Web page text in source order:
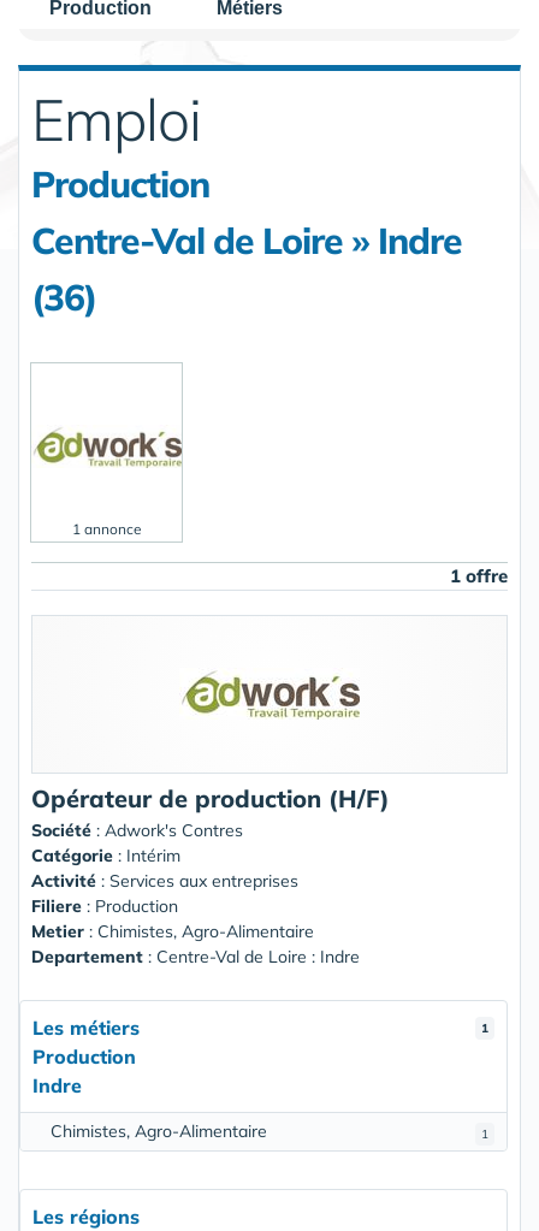
Production
Métiers
Emploi
Production
Centre-Val de Loire » Indre
(36)
1 annonce
1 offre
Opérateur de production (H/F)
Société : Adwork's Contres
Catégorie : Intérim
Activité : Services aux entreprises
Filiere : Production
Metier : Chimistes, Agro-Alimentaire
Departement : Centre-Val de Loire : Indre
1
Les métiers
Production
Indre
1
Chimistes, Agro-Alimentaire
Les régions